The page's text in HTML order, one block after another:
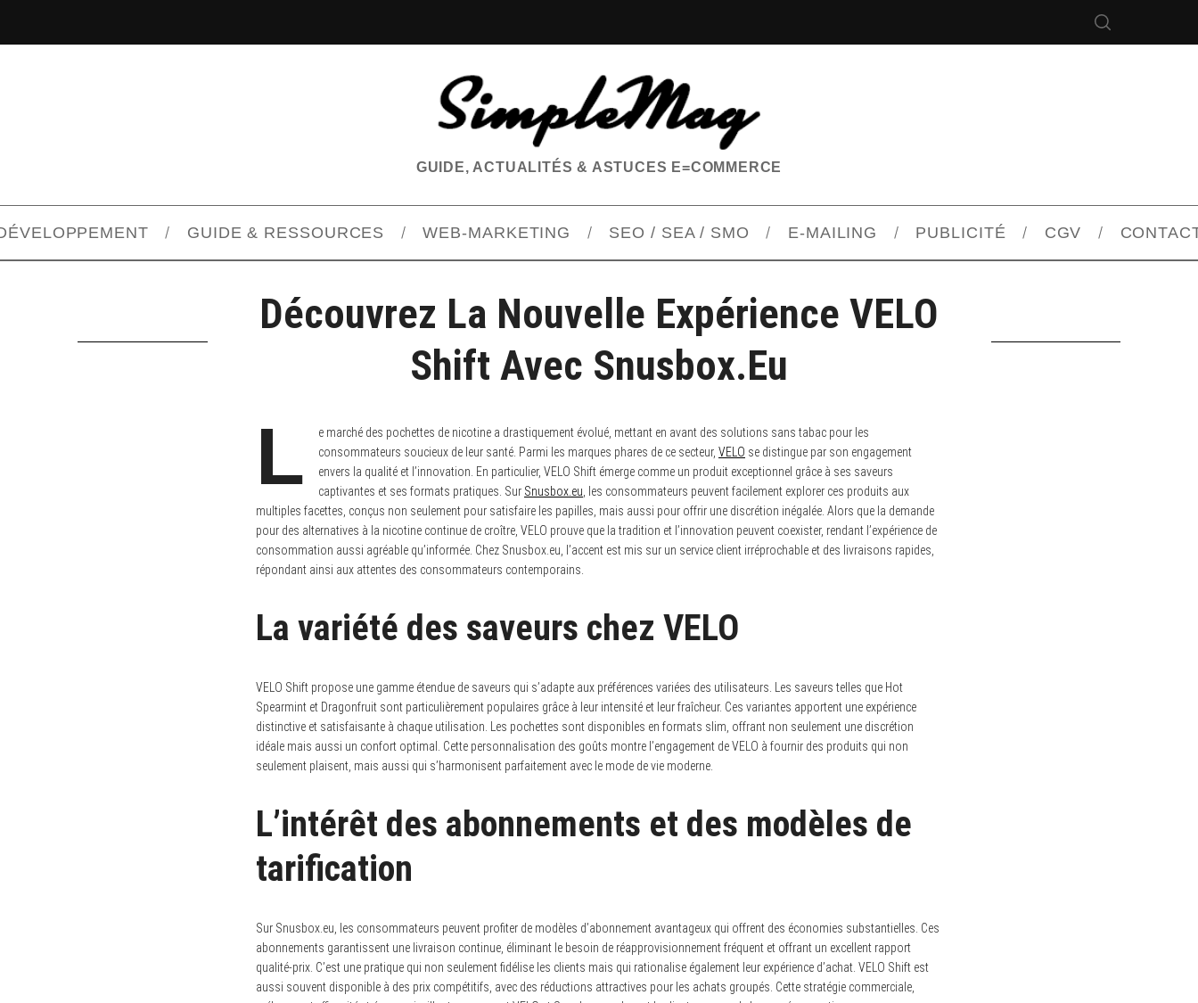
GUIDE, ACTUALITÉS & ASTUCES E=COMMERCE
GUIDE & RESSOURCES WEB-MARKETING SEO / SEA / SMO E-MAILING PUBLICITÉ CGV
Découvrez La Nouvelle Expérience VELO
Shift Avec Snusbox.eu
L
e marché des pochettes de nicotine a drastiquement évolué, mettant en avant des solutions sans tabac pour les
consommateurs soucieux de leur santé. Parmi les marques phares de ce secteur, VELO se distingue par son engagement
envers la qualité et l’innovation. En particulier, VELO Shift émerge comme un produit exceptionnel grâce à ses saveurs
captivantes et ses formats pratiques. Sur Snusbox.eu , les consommateurs peuvent facilement explorer ces produits aux
multiples facettes, conçus non seulement pour satisfaire les papilles, mais aussi pour offrir une discrétion inégalée. Alors que la demande
pour des alternatives à la nicotine continue de croître, VELO prouve que la tradition et l’innovation peuvent coexister, rendant l’expérience de
consommation aussi agréable qu’informée. Chez Snusbox.eu, l’accent est mis sur un service client irréprochable et des livraisons rapides,
répondant ainsi aux attentes des consommateurs contemporains.
La variété des saveurs chez VELO
VELO Shift propose une gamme étendue de saveurs qui s’adapte aux préférences variées des utilisateurs. Les saveurs telles que Hot
Spearmint et Dragonfruit sont particulièrement populaires grâce à leur intensité et leur fraîcheur. Ces variantes apportent une expérience
distinctive et satisfaisante à chaque utilisation. Les pochettes sont disponibles en formats slim, offrant non seulement une discrétion
idéale mais aussi un confort optimal. Cette personnalisation des goûts montre l’engagement de VELO à fournir des produits qui non
seulement plaisent, mais aussi qui s’harmonisent parfaitement avec le mode de vie moderne.
L’intérêt des abonnements et des modèles de
tarification
Sur Snusbox.eu, les consommateurs peuvent profiter de modèles d’abonnement avantageux qui offrent des économies substantielles. Ces
abonnements garantissent une livraison continue, éliminant le besoin de réapprovisionnement fréquent et offrant un excellent rapport
qualité-prix. C’est une pratique qui non seulement fidélise les clients mais qui rationalise également leur expérience d’achat. VELO Shift est
aussi souvent disponible à des prix compétitifs, avec des réductions attractives pour les achats groupés. Cette stratégie commerciale,